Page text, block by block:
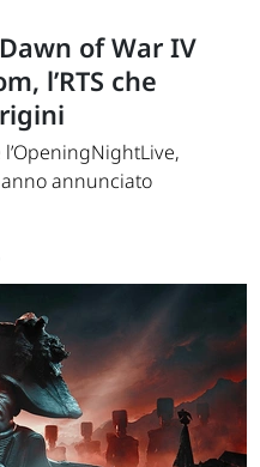
of War IV
l’RTS che
annunciato